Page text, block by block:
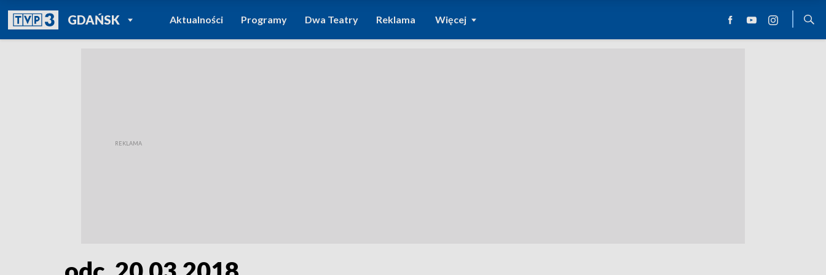
GDAŃSKPOWRÓT DO
TVP REGIONY
Aktualności Programy Dwa Teatry Reklama Więcej